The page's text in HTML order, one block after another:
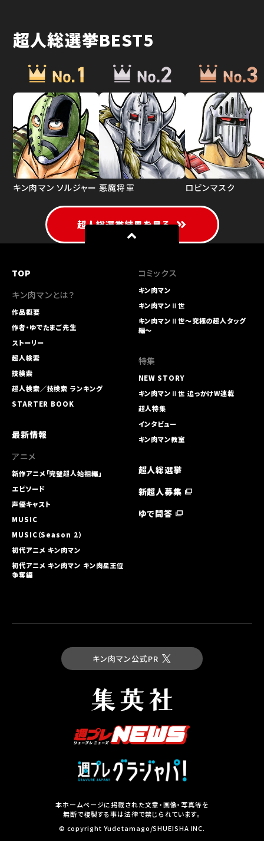
キン肉マン 第93巻
集英社の本
その他コミックスはこちら
超人総選挙BEST5
キン肉マン ソルジャー 悪魔将軍 ロビンマスク
超人総選挙結果を見る
TOP
キン肉マンとは？
作品概要
作者・ゆでたまご先生
ストーリー
超人検索
技検索
超人検索／技検索 ランキング
STARTER BOOK
最新情報
アニメ
新作アニメ「完璧超人始祖編」
エピソード
声優キャスト
MUSIC
MUSIC（Season 2）
初代アニメ キン⾁マン
初代アニメ キン⾁マン キン⾁星王位
争奪編
コミックス
キン肉マン
キン肉マンⅡ世
キン肉マンⅡ世～究極の超人タッグ
編～
特集
NEW STORY
キン肉マンⅡ世 追っかけW連載
超人特集
インタビュー
キン肉マン教室
超人総選挙
新超人募集
ゆで問答
キン肉マン公式PR
本ホームページに掲載された文章・画像・写真等を
無断で複製する事は法律で禁じられています。
© copyright Yudetamago/SHUEISHA INC.